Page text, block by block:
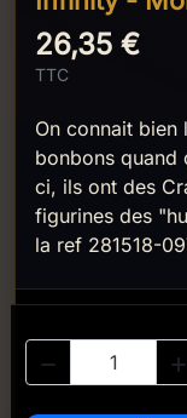
26,35 €
TTC
On connait bien
bonbons quand
ci, ils ont des
figurines des
la ref 281518-
 